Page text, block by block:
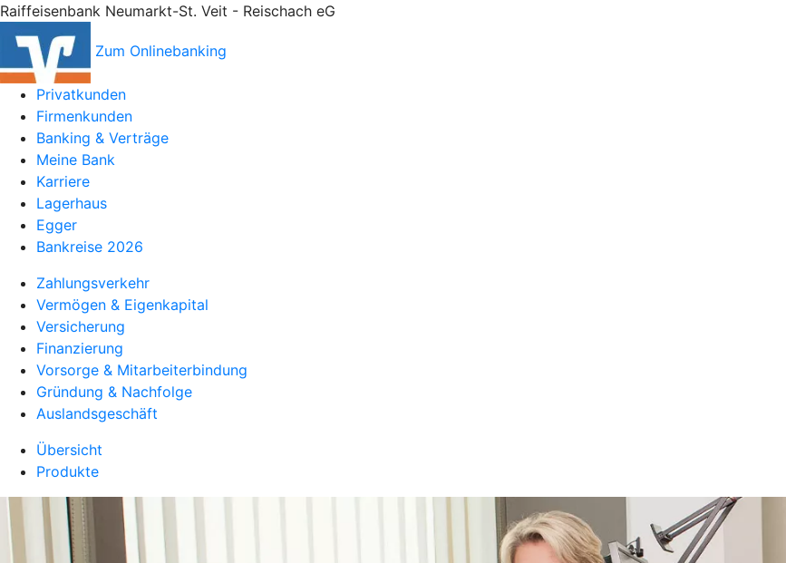
Raiffeisenbank Neumarkt-St. Veit - Reischach eG
Zum Onlinebanking
Privatkunden
Firmenkunden
Banking & Verträge
Meine Bank
Karriere
Lagerhaus
Egger
Bankreise 2026
Zahlungsverkehr
Vermögen & Eigenkapital
Versicherung
Finanzierung
Vorsorge & Mitarbeiterbindung
Gründung & Nachfolge
Auslandsgeschäft
Übersicht
Produkte